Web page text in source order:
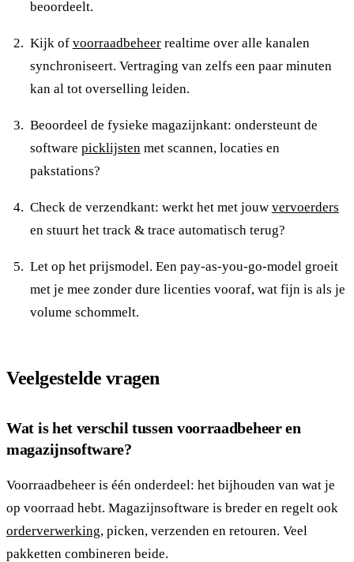
beoordeelt.
Kijk of voorraadbeheerrealtime over alle kanalen
synchroniseert. Vertraging van zelfs een paar minuten
kan al tot overselling leiden.
Beoordeel de fysieke magazijnkant: ondersteunt de
software picklijsten met scannen, locaties en
pakstations?
Check de verzendkant: werkt het met jouw vervoerders
en stuurt het track & trace automatisch terug?
Let op het prijsmodel. Een pay-as-you-go-model groeit
met je mee zonder dure licenties vooraf, wat fijn is als je
volume schommelt.
Veelgestelde vragen
Wat is het verschil tussen voorraadbeheer en
magazijnsoftware?
Voorraadbeheer is één onderdeel: het bijhouden van wat je
op voorraad hebt. Magazijnsoftware is breder en regelt ook
orderverwerking, picken, verzenden en retouren. Veel
pakketten combineren beide.